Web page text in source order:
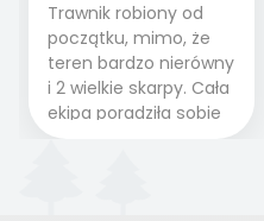
Trawnik robiony od
początku, mimo, że
teren bardzo nierówny
i 2 wielkie skarpy. Cała
ekipa poradziła sobie
WSPANIALE od